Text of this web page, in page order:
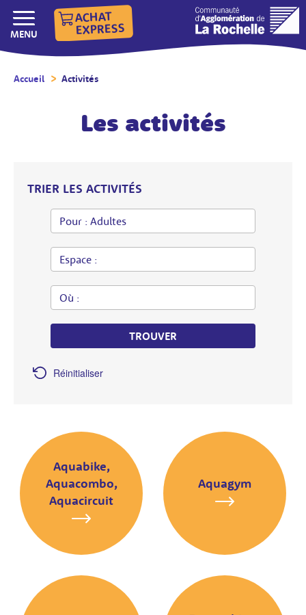
ACHAT
EXPRESS
AFFICHER/MASQUER LE
MENU
Accueil Activités
Les activités
TRIER LES ACTIVITÉS
Pour :
Espace :
Où :
TROUVER
Réinitialiser
Aquabike,
Aquacombo,
Aquacircuit
Aquagym